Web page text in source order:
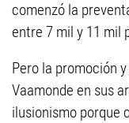
comenzó la
entre 7 mil y 11 mil
Pero la promoción
Vaamonde en sus
ilusionismo porque